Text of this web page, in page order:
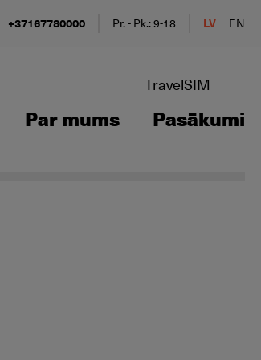
+37167780000 Pr. - Pk.: 9-18 LV EN
TravelSIM
Par mums Pasākumi